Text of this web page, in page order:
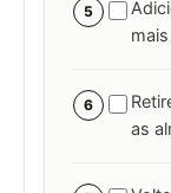
5
6
as